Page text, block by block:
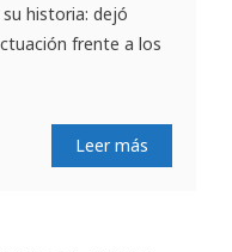
historia: dejó
frente a los
Leer más